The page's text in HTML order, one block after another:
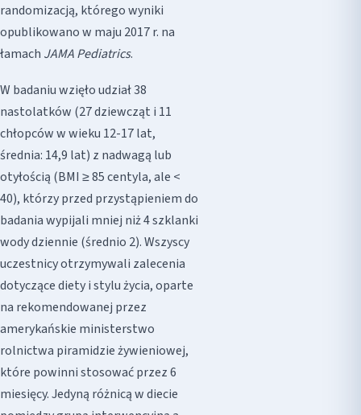
randomizacją, którego wyniki
opublikowano w maju 2017 r. na
łamach JAMA Pediatrics.
W badaniu wzięło udział 38
nastolatków (27 dziewcząt i 11
chłopców w wieku 12-17 lat,
średnia: 14,9 lat) z nadwagą lub
otyłością (BMI ≥ 85 centyla, ale <
40), którzy przed przystąpieniem do
badania wypijali mniej niż 4 szklanki
wody dziennie (średnio 2). Wszyscy
uczestnicy otrzymywali zalecenia
dotyczące diety i stylu życia, oparte
na rekomendowanej przez
amerykańskie ministerstwo
rolnictwa piramidzie żywieniowej,
które powinni stosować przez 6
miesięcy. Jedyną różnicą w diecie